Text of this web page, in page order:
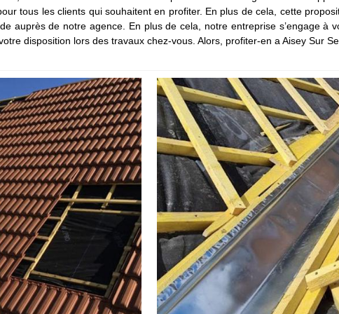
tous les clients qui souhaitent en profiter. En plus de cela, cette
auprès de notre agence. En plus de cela, notre entreprise s’engage à
disposition lors des travaux chez-vous. Alors, profiter-en a Aisey Sur